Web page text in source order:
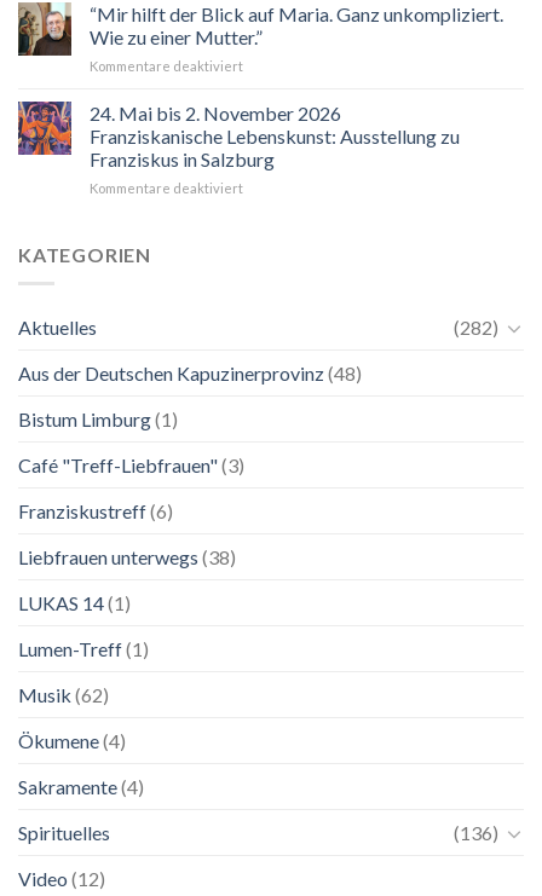
“Mir hilft der Blick auf Maria. Ganz unkompliziert.
Wie zu einer Mutter.”
Kommentare deaktiviertfür
hilft
der
Blick
auf
Maria.
24. Mai bis 2. November 2026
Franziskanische Lebenskunst: Ausstellung zu
Franziskus in Salzburg
Kommentare deaktiviertfür
Ausstellung
KATEGORIEN
Aktuelles
(282)
Aus der Deutschen Kapuzinerprovinz(48)
Bistum Limburg(1)
Café "Treff-Liebfrauen"(3)
Franziskustreff(6)
Liebfrauen unterwegs (38)
LUKAS 14(1)
Lumen-Treff(1)
Musik (62)
Ökumene(4)
Sakramente(4)
Spirituelles
(136)
Video (12)